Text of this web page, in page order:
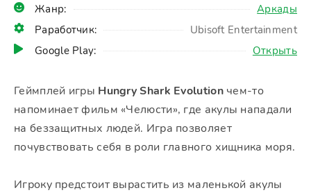
Жанр:
Аркады
Раработчик:
Ubisoft Entertainment
Google Play:
Открыть
Геймплей игры Hungry Shark Evolutionчем-то
напоминает фильм «Челюсти», где акулы нападали
на беззащитных людей. Игра позволяет
почувствовать себя в роли главного хищника моря.
Игроку предстоит вырастить из маленькой акулы